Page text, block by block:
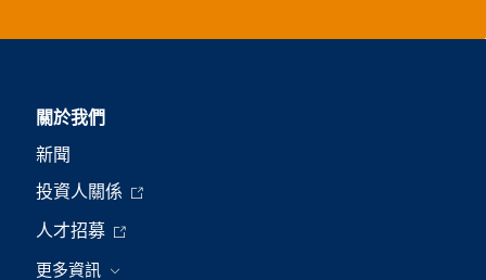
關於我們
新聞
投資人關係
人才招募
更多資訊